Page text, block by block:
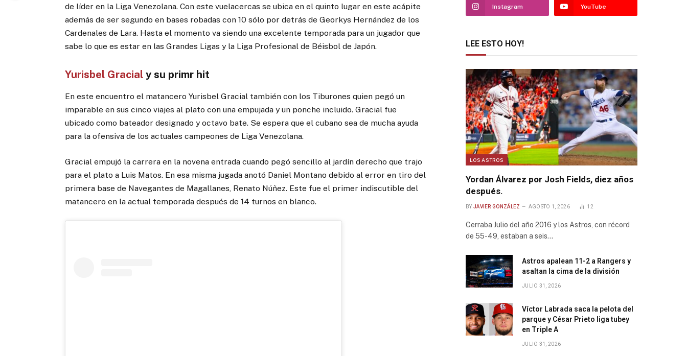
de líder en la Liga Venezolana. Con este vuelacercas se ubica en el quinto lugar en este acápite
además de ser segundo en bases robadas con 10 sólo por detrás de Georkys Hernández de los
Cardenales de Lara. Hasta el momento va siendo una excelente temporada para un jugador que
sabe lo que es estar en las Grandes Ligas y la Liga Profesional de Béisbol de Japón.
Yurisbel Gracial y su primr hit
En este encuentro el matancero Yurisbel Gracial también con los Tiburones quien pegó un
imparable en sus cinco viajes al plato con una empujada y un ponche incluido. Gracial fue
ubicado como bateador designado y octavo bate. Se espera que el cubano sea de mucha ayuda
para la ofensiva de los actuales campeones de Liga Venezolana.
Gracial empujó la carrera en la novena entrada cuando pegó sencillo al jardín derecho que trajo
para el plato a Luis Matos. En esa misma jugada anotó Daniel Montano debido al error en tiro del
primera base de Navegantes de Magallanes, Renato Núñez. Este fue el primer indiscutible del
matancero en la actual temporada después de 14 turnos en blanco.
Instagram YouTube
LEE ESTO HOY!
LOS ASTROS
Yordan Álvarez por Josh Fields, diez años
después.
BY JAVIER GONZÁLEZ AGOSTO 1, 2026 12
Cerraba Julio del año 2016 y los Astros, con récord
de 55-49, estaban a seis…
Astros apalean 11-2 a Rangers y
asaltan la cima de la división
JULIO 31, 2026
Víctor Labrada saca la pelota del
parque y César Prieto liga tubey
en Triple A
JULIO 31, 2026